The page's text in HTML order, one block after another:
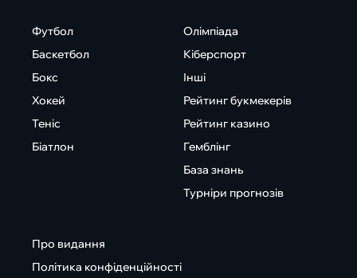
Футбол
Баскетбол
Бокс
Хокей
Теніс
Біатлон
Олімпіада
Кіберспорт
Інші
Рейтинг букмекерів
Рейтинг казино
Гемблінг
База знань
Турніри прогнозів
Про видання
Політика конфіденційності